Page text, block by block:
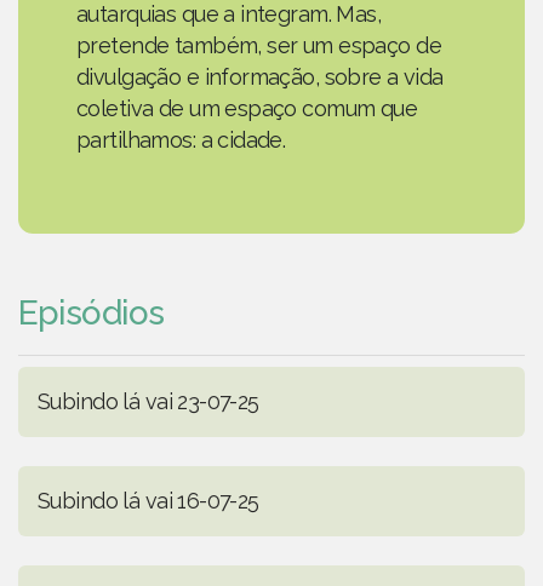
autarquias que a integram. Mas,
pretende também, ser um espaço de
divulgação e informação, sobre a vida
coletiva de um espaço comum que
partilhamos: a cidade.
Episódios
Subindo lá vai 23-07-25
Subindo lá vai 16-07-25